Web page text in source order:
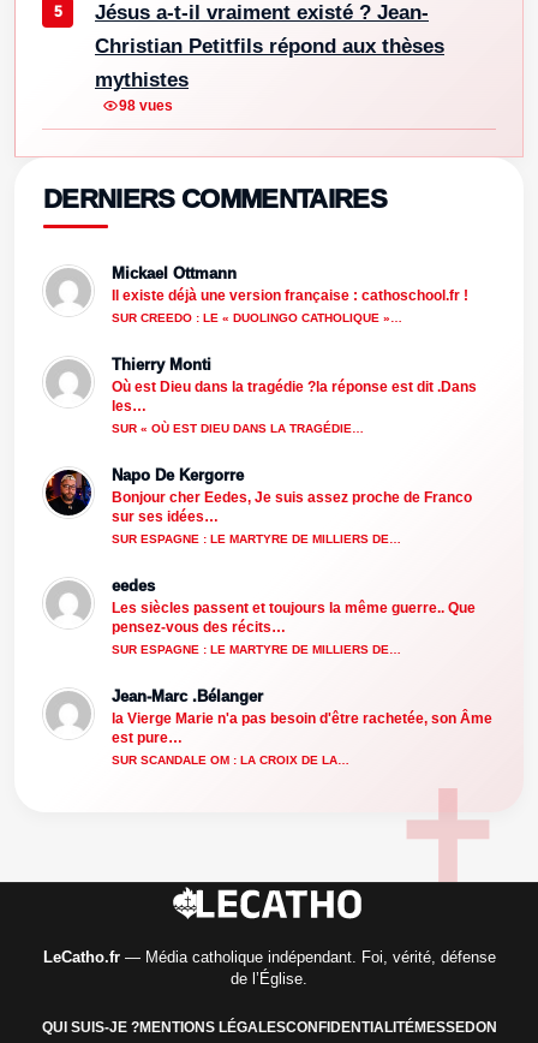
Jésus a-t-il vraiment existé ? Jean-
Christian Petitfils répond aux thèses
mythistes
98 vues
DERNIERS COMMENTAIRES
Mickael Ottmann
Il existe déjà une version française : cathoschool.fr !
SUR CREEDO : LE « DUOLINGO CATHOLIQUE »…
Thierry Monti
Où est Dieu dans la tragédie ?la réponse est dit .Dans
les…
SUR « OÙ EST DIEU DANS LA TRAGÉDIE…
Napo De Kergorre
Bonjour cher Eedes, Je suis assez proche de Franco
sur ses idées…
SUR ESPAGNE : LE MARTYRE DE MILLIERS DE…
eedes
Les siècles passent et toujours la même guerre.. Que
pensez-vous des récits…
SUR ESPAGNE : LE MARTYRE DE MILLIERS DE…
Jean-Marc .Bélanger
la Vierge Marie n'a pas besoin d'être rachetée, son Âme
est pure…
SUR SCANDALE OM : LA CROIX DE LA…
LeCatho.fr— Média catholique indépendant. Foi, vérité, défense
de l’Église.
QUI SUIS-JE ?MENTIONS LÉGALESCONFIDENTIALITÉMESSEDON